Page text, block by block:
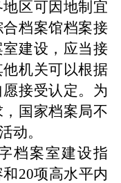
地区可因地制宜
档案馆档案接
建设，应当接
机关可以根据
接受认定。 为
国家档案局不
动。
档案室建设指
和20项高水平内